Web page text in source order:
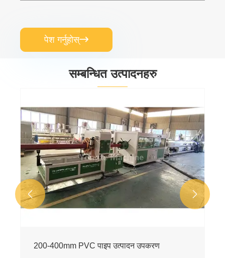
पेश गर्नुहोस्
सम्बन्धित उत्पादनहरु
200-400mm PVC पाइप उत्पादन उपकरण
 